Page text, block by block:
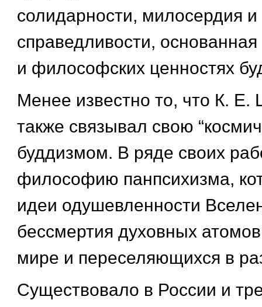
солидарности, милосердия и
справедливости,
и философских ценностях
Менее известно то, что К. Е.
также связывал свою
буддизмом. В ряде своих
философию панпсихизма,
идеи одушевленности
бессмертия духовных
мире и переселяющихся в
Существовало в России и